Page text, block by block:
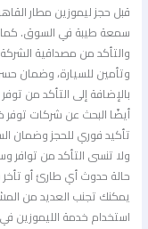
قبل حجز ليموزين مطار
سمعة طيبة في السوق. كما
والتأكد من مصداقية
وتأمين للسيارة، وضمان حسن
بالإضافة إلى التأكد من
أيضًا البحث عن شركات توفر
تأكيد فوري للحجز وضمان
ولا تنسى التأكد من توافر
حالة حدوث أي طارئ أو تأخر
يمكنك تجنب العديد من
استخدام خدمة الليموزين في